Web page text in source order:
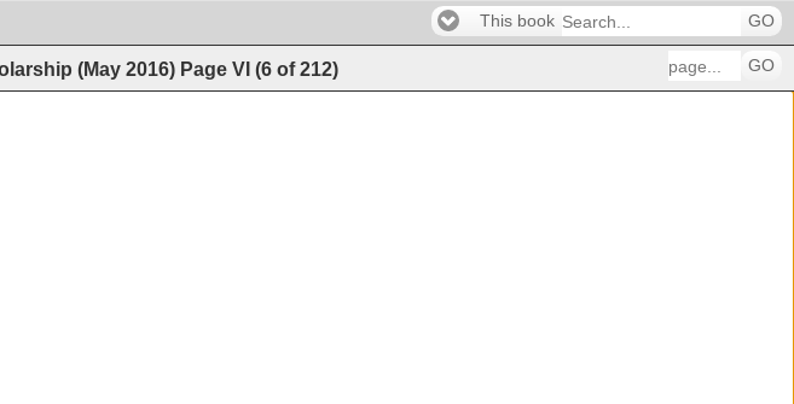
This book GO
(May 2016) Page VI (6 of212) GO